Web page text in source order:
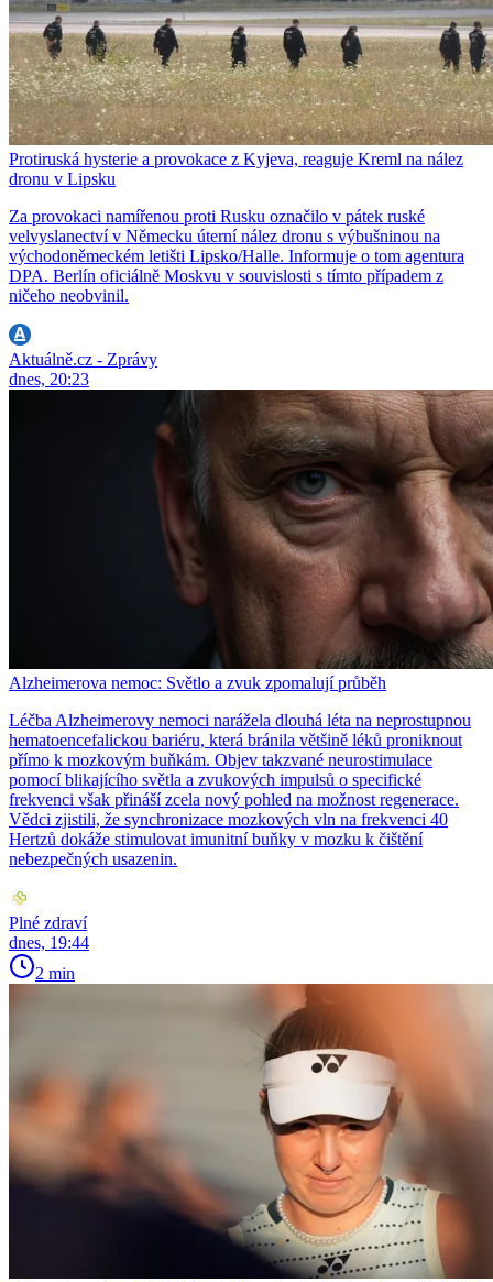
Protiruská hysterie a provokace z Kyjeva, reaguje Kreml na nález
dronu v Lipsku
Za provokaci namířenou proti Rusku označilo v pátek ruské
velvyslanectví v Německu úterní nález dronu s výbušninou na
východoněmeckém letišti Lipsko/Halle. Informuje o tom agentura
DPA. Berlín oficiálně Moskvu v souvislosti s tímto případem z
ničeho neobvinil.
Aktuálně.cz - Zprávy
dnes, 20:23
Alzheimerova nemoc: Světlo a zvuk zpomalují průběh
Léčba Alzheimerovy nemoci narážela dlouhá léta na neprostupnou
hematoencefalickou bariéru, která bránila většině léků proniknout
přímo k mozkovým buňkám. Objev takzvané neurostimulace
pomocí blikajícího světla a zvukových impulsů o specifické
frekvenci však přináší zcela nový pohled na možnost regenerace.
Vědci zjistili, že synchronizace mozkových vln na frekvenci 40
Hertzů dokáže stimulovat imunitní buňky v mozku k čištění
nebezpečných usazenin.
Plné zdraví
dnes, 19:44
2 min